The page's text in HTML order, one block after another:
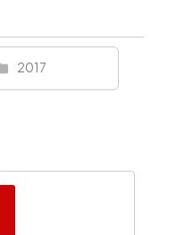
2017